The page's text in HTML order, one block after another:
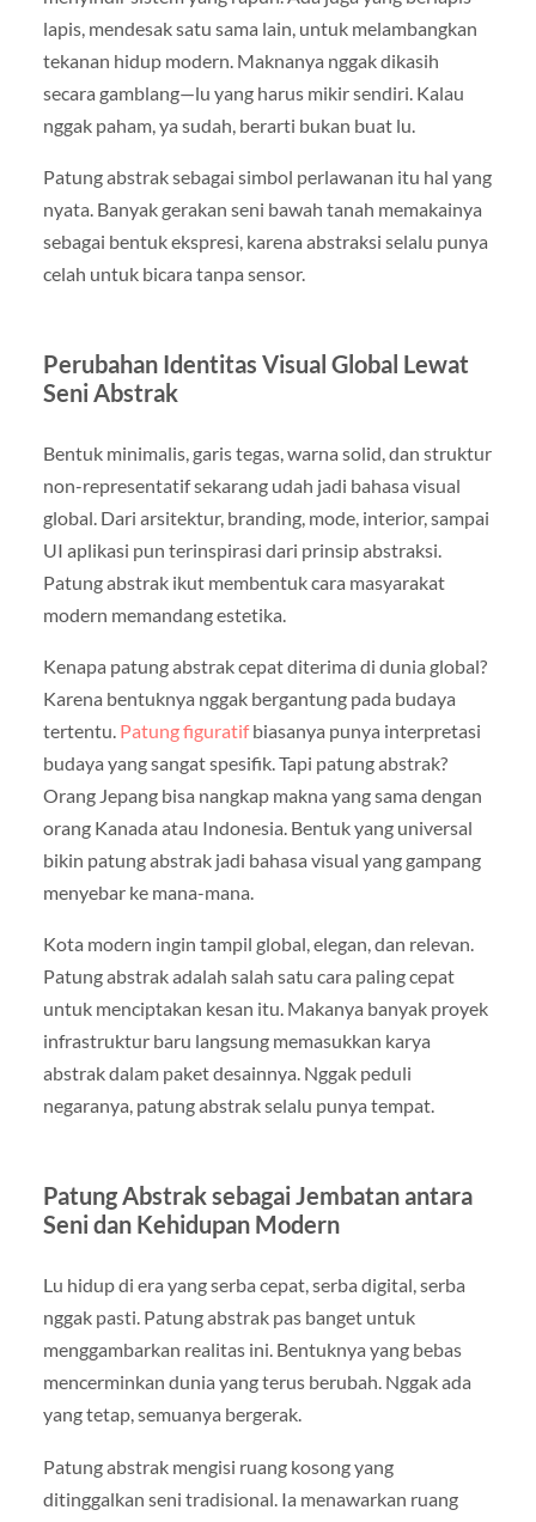
lapis, mendesak satu sama lain, untuk melambangkan
tekanan hidup modern. Maknanya nggak dikasih
secara gamblang—lu yang harus mikir sendiri. Kalau
nggak paham, ya sudah, berarti bukan buat lu.
Patung abstrak sebagai simbol perlawanan itu hal yang
nyata. Banyak gerakan seni bawah tanah memakainya
sebagai bentuk ekspresi, karena abstraksi selalu punya
celah untuk bicara tanpa sensor.
Perubahan Identitas Visual Global Lewat
Seni Abstrak
Bentuk minimalis, garis tegas, warna solid, dan struktur
non-representatif sekarang udah jadi bahasa visual
global. Dari arsitektur, branding, mode, interior, sampai
UI aplikasi pun terinspirasi dari prinsip abstraksi.
Patung abstrak ikut membentuk cara masyarakat
modern memandang estetika.
Kenapa patung abstrak cepat diterima di dunia global?
Karena bentuknya nggak bergantung pada budaya
tertentu. Patung figuratifbiasanya punya interpretasi
budaya yang sangat spesifik. Tapi patung abstrak?
Orang Jepang bisa nangkap makna yang sama dengan
orang Kanada atau Indonesia. Bentuk yang universal
bikin patung abstrak jadi bahasa visual yang gampang
menyebar ke mana-mana.
Kota modern ingin tampil global, elegan, dan relevan.
Patung abstrak adalah salah satu cara paling cepat
untuk menciptakan kesan itu. Makanya banyak proyek
infrastruktur baru langsung memasukkan karya
abstrak dalam paket desainnya. Nggak peduli
negaranya, patung abstrak selalu punya tempat.
Patung Abstrak sebagai Jembatan antara
Seni dan Kehidupan Modern
Lu hidup di era yang serba cepat, serba digital, serba
nggak pasti. Patung abstrak pas banget untuk
menggambarkan realitas ini. Bentuknya yang bebas
mencerminkan dunia yang terus berubah. Nggak ada
yang tetap, semuanya bergerak.
Patung abstrak mengisi ruang kosong yang
ditinggalkan seni tradisional. Ia menawarkan ruang